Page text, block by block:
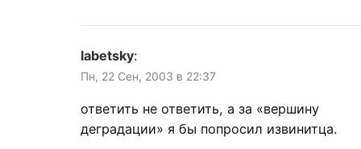
labetsky:
Пн, 22 Сен, 2003 в 22:37
ответить не ответить, а за «вершину
деградации» я бы попросил извинитца.